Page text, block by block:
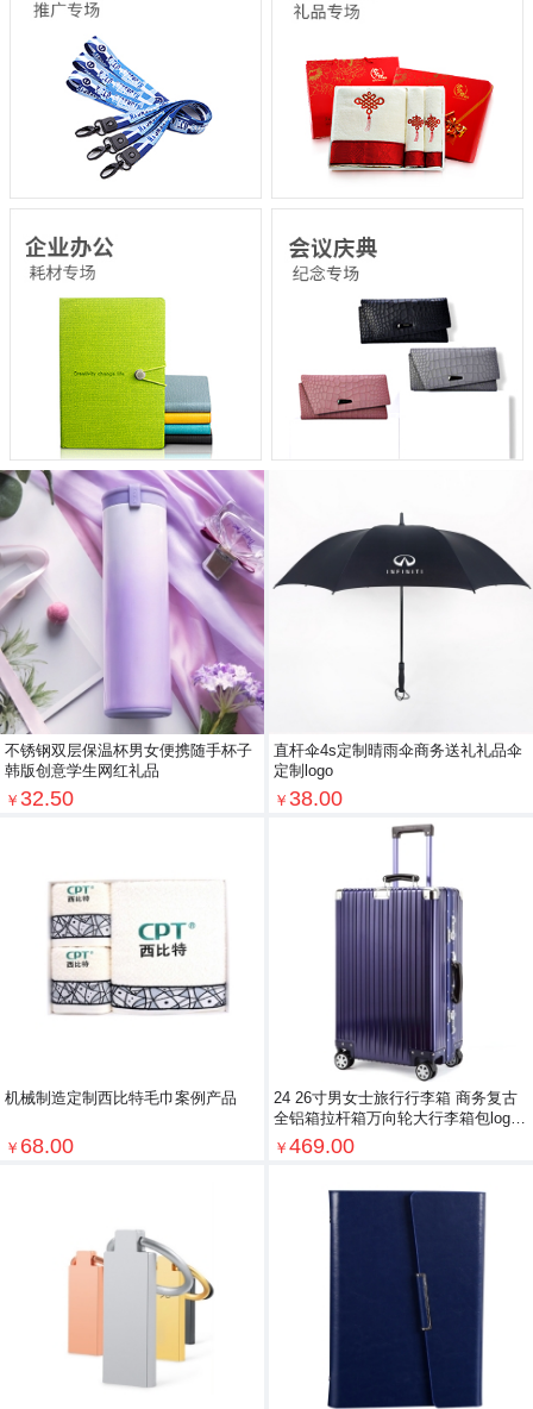
不锈钢双层保温杯男女便携随手杯子
韩版创意学生网红礼品
￥ 32.50
直杆伞4s定制晴雨伞商务送礼礼品伞
定制logo
￥ 38.00
机械制造定制西比特毛巾案例产品
￥ 68.00
24 26寸男女士旅行行李箱 商务复古
全铝箱拉杆箱万向轮大行李箱包logo
定制
￥ 469.00